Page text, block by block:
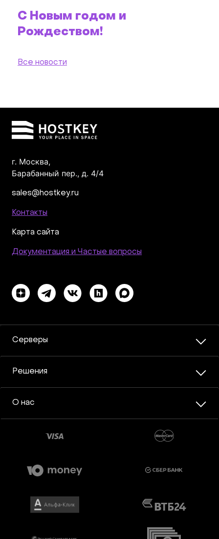
С Новым годом и
Рождеством!
Все новости
г. Москва,
Барабанный пер., д. 4/4
sales@hostkey.ru
Контакты
Карта сайта
Документация и Частые вопросы
Серверы
Решения
О нас